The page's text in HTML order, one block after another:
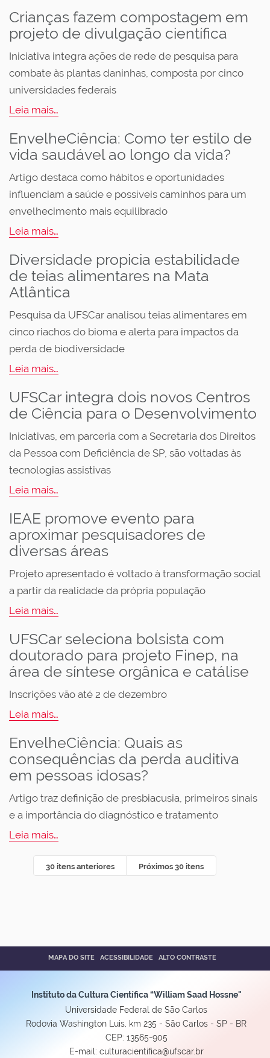
Crianças fazem compostagem em
projeto de divulgação científica
Iniciativa integra ações de rede de pesquisa para
combate às plantas daninhas, composta por cinco
universidades federais
Leia mais…
EnvelheCiência: Como ter estilo de
vida saudável ao longo da vida?
Artigo destaca como hábitos e oportunidades
influenciam a saúde e possíveis caminhos para um
envelhecimento mais equilibrado
Leia mais…
Diversidade propicia estabilidade
de teias alimentares na Mata
Atlântica
Pesquisa da UFSCar analisou teias alimentares em
cinco riachos do bioma e alerta para impactos da
perda de biodiversidade
Leia mais…
UFSCar integra dois novos Centros
de Ciência para o Desenvolvimento
Iniciativas, em parceria com a Secretaria dos Direitos
da Pessoa com Deficiência de SP, são voltadas às
tecnologias assistivas
Leia mais…
IEAE promove evento para
aproximar pesquisadores de
diversas áreas
Projeto apresentado é voltado à transformação social
a partir da realidade da própria população
Leia mais…
UFSCar seleciona bolsista com
doutorado para projeto Finep, na
área de síntese orgânica e catálise
Inscrições vão até 2 de dezembro
Leia mais…
EnvelheCiência: Quais as
consequências da perda auditiva
em pessoas idosas?
Artigo traz definição de presbiacusia, primeiros sinais
e a importância do diagnóstico e tratamento
Leia mais…
30 itens anteriores Próximos 30 itens
MAPA DO SITE ACESSIBILIDADE ALTO CONTRASTE
Instituto da Cultura Científica “William Saad Hossne"
Universidade Federal de São Carlos
Rodovia Washington Luis, km 235 - São Carlos - SP - BR
CEP: 13565-905
E-mail: culturacientifica@ufscar.br